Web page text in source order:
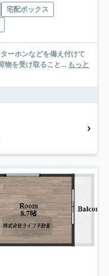
宅配ボックス
ーホンなどを備え付けて
物を受け取ること... もっと